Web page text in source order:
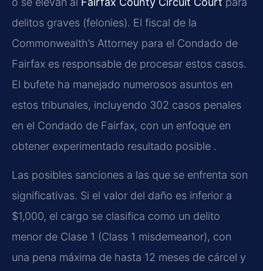
delitos graves (felonies). El fiscal de la
Commonwealth’s Attorney para el Condado de
Fairfax es responsable de procesar estos casos.
El bufete ha manejado numerosos asuntos en
estos tribunales, incluyendo 302 casos penales
en el Condado de Fairfax, con un enfoque en
obtener experimentado resultado posible .
Las posibles sanciones a las que se enfrenta son
significativas. Si el valor del daño es inferior a
$1,000, el cargo se clasifica como un delito
menor de Clase 1 (Class 1 misdemeanor), con
una pena máxima de hasta 12 meses de cárcel y